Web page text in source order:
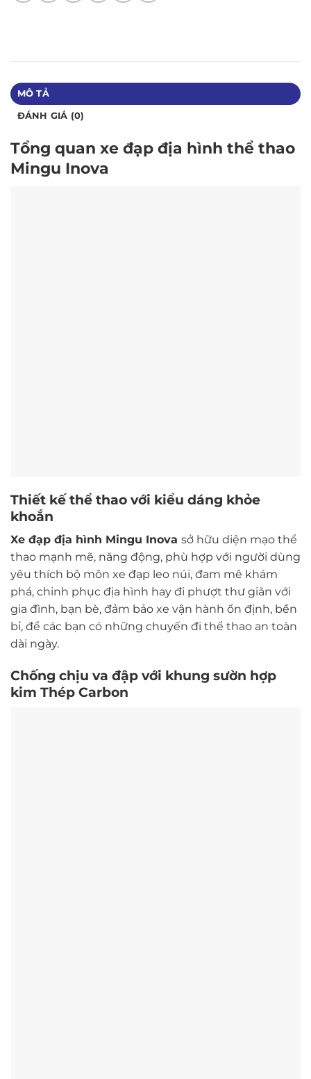
MÔ TẢ
ĐÁNH GIÁ (0)
Tổng quan xe đạp địa hình thể thao
Mingu Inova
Thiết kế thể thao với kiểu dáng khỏe
khoắn
Xe đạp địa hình Mingu Inova sở hữu diện mạo thể
thao mạnh mẽ, năng động, phù hợp với người dùng
yêu thích bộ môn xe đạp leo núi, đam mê khám
phá, chinh phục địa hình hay đi phượt thư giãn với
gia đình, bạn bè, đảm bảo xe vận hành ổn định, bền
bỉ, để các bạn có những chuyến đi thể thao an toàn
dài ngày.
Chống chịu va đập với khung sườn hợp
kim Thép Carbon